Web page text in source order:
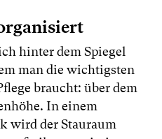
hinter dem Spiegel
man die wichtigsten
braucht: über dem
In einem
wird der Stauraum